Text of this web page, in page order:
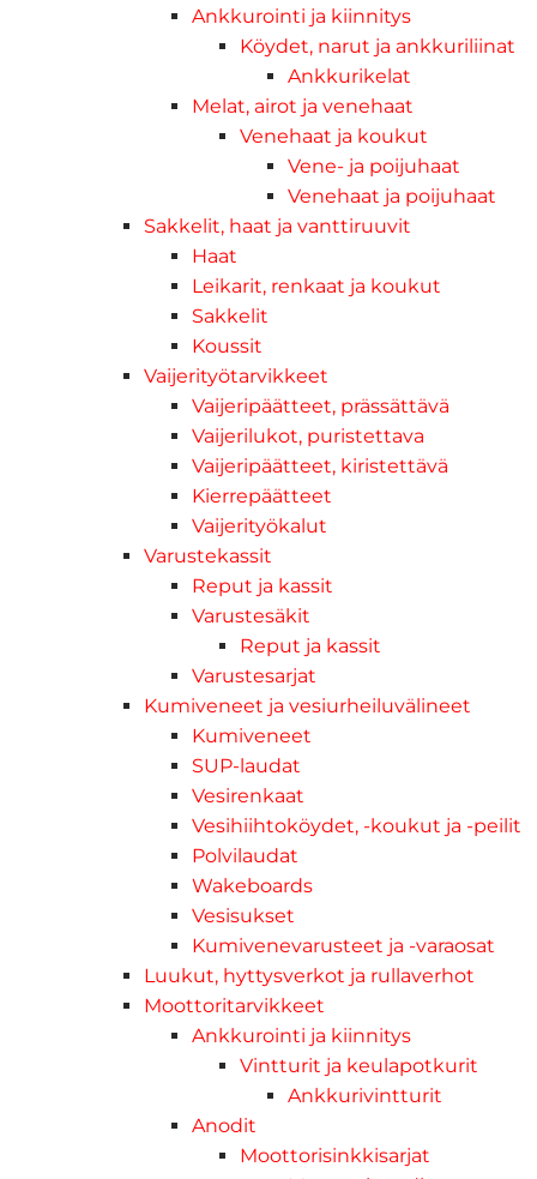
Ankkurointi ja kiinnitys
Köydet, narut ja ankkuriliinat
Ankkurikelat
Melat, airot ja venehaat
Venehaat ja koukut
Vene- ja poijuhaat
Venehaat ja poijuhaat
Sakkelit, haat ja vanttiruuvit
Haat
Leikarit, renkaat ja koukut
Sakkelit
Koussit
Vaijerityötarvikkeet
Vaijeripäätteet, prässättävä
Vaijerilukot, puristettava
Vaijeripäätteet, kiristettävä
Kierrepäätteet
Vaijerityökalut
Varustekassit
Reput ja kassit
Varustesäkit
Reput ja kassit
Varustesarjat
Kumiveneet ja vesiurheiluvälineet
Kumiveneet
SUP-laudat
Vesirenkaat
Vesihiihtoköydet, -koukut ja -peilit
Polvilaudat
Wakeboards
Vesisukset
Kumivenevarusteet ja -varaosat
Luukut, hyttysverkot ja rullaverhot
Moottoritarvikkeet
Ankkurointi ja kiinnitys
Vintturit ja keulapotkurit
Ankkurivintturit
Anodit
Moottorisinkkisarjat